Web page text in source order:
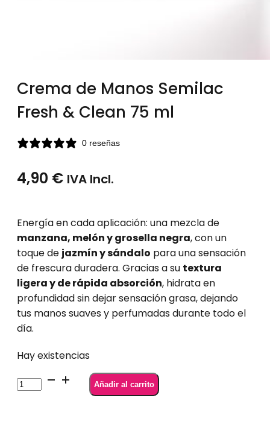
Crema de Manos Semilac
Fresh & Clean 75 ml
0 reseñas
4,90 € IVA Incl.
Energía en cada aplicación: una mezcla de
manzana, melón y grosella negra, con un
toque de jazmín y sándalo para una sensación
de frescura duradera. Gracias a su textura
ligera y de rápida absorción, hidrata en
profundidad sin dejar sensación grasa, dejando
tus manos suaves y perfumadas durante todo el
día.
Hay existencias
Crema
de
Añadir al carrito